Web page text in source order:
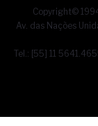
Copyright©
Av. das Nações
Tel.: [55] 11